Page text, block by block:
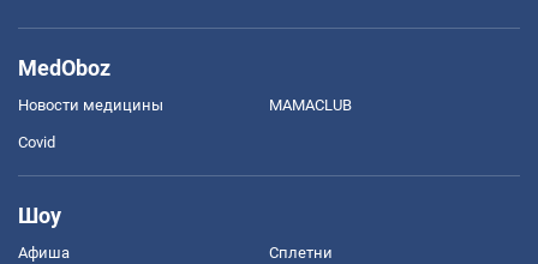
MedOboz
Новости медицины MAMACLUB
Covid
Шоу
Афиша Сплетни